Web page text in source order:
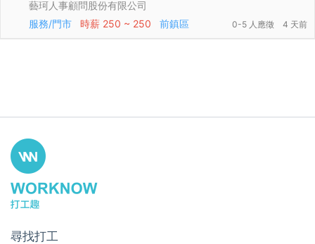
藝珂人事顧問股份有限公司
服務/門市
時薪 250 ~ 250 前鎮區 0-5 人應徵 4 天前
尋找打工